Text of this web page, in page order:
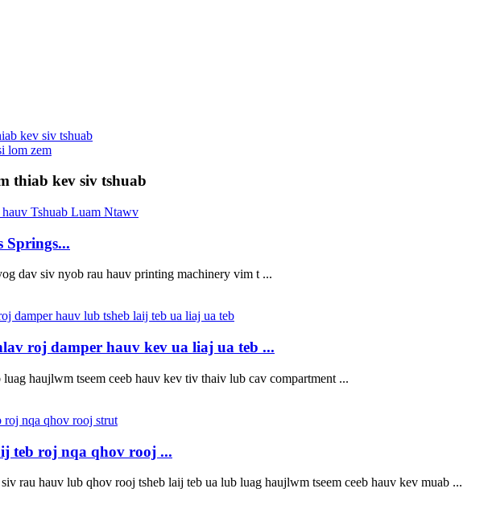
kev siv tshuab
lom zem
thiab kev siv tshuab
Springs...
dav siv nyob rau hauv printing machinery vim t ...
roj damper hauv kev ua liaj ua teb ...
haujlwm tseem ceeb hauv kev tiv thaiv lub cav compartment ...
teb roj nqa qhov rooj ...
rau hauv lub qhov rooj tsheb laij teb ua lub luag haujlwm tseem ceeb hauv kev muab ...